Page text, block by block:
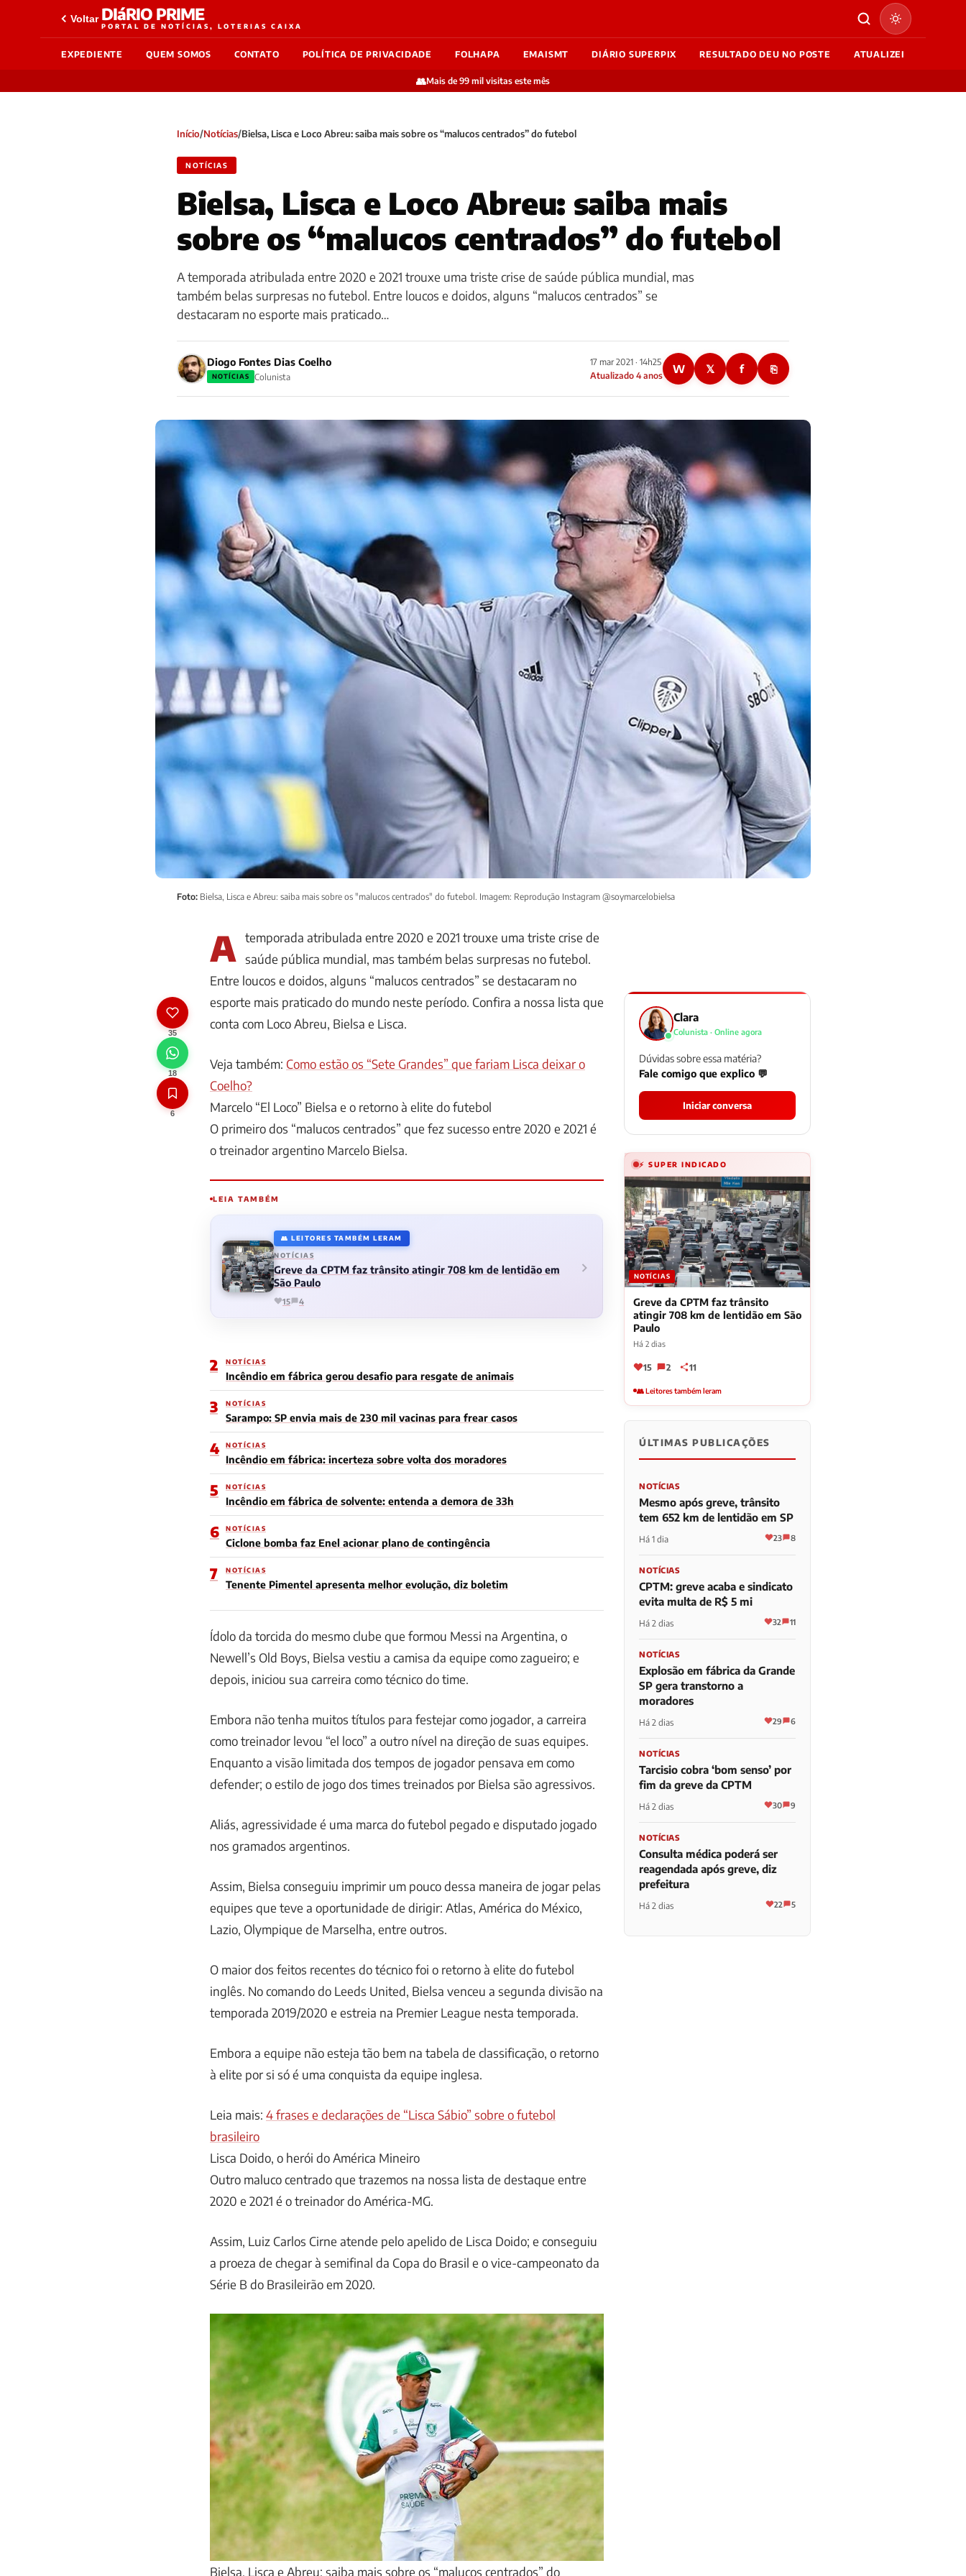
Voltar DIáRIO PRIME
PORTAL DE NOTÍCIAS, LOTERIAS CAIXA
EXPEDIENTE QUEM SOMOS CONTATO POLÍTICA DE PRIVACIDADE FOLHAPA EMAISMT DIÁRIO SUPERPIX RESULTADO DEU NO POSTE ATUALIZEI
👥Mais de 99 mil visitas este mês
Início/Notícias/Bielsa, Lisca e Loco Abreu: saiba mais sobre os “malucos centrados” do futebol
NOTÍCIAS
Bielsa, Lisca e Loco Abreu: saiba mais
sobre os “malucos centrados” do futebol
A temporada atribulada entre 2020 e 2021 trouxe uma triste crise de saúde pública mundial, mas
também belas surpresas no futebol. Entre loucos e doidos, alguns “malucos centrados” se
destacaram no esporte mais praticado…
Diogo Fontes Dias Coelho
NOTÍCIAS Colunista
17 mar 2021 · 14h25
Atualizado 4 anos
W 𝕏 f ⎘
Foto: Bielsa, Lisca e Abreu: saiba mais sobre os "malucos centrados" do futebol. Imagem: Reprodução Instagram @soymarcelobielsa
35
18
6
A temporada atribulada entre 2020 e 2021 trouxe uma triste crise de
saúde pública mundial, mas também belas surpresas no futebol.
Entre loucos e doidos, alguns “malucos centrados” se destacaram no
esporte mais praticado do mundo neste período. Confira a nossa lista que
conta com Loco Abreu, Bielsa e Lisca.
Veja também: Como estão os “Sete Grandes” que fariam Lisca deixar o
Coelho?
Marcelo “El Loco” Bielsa e o retorno à elite do futebol
O primeiro dos “malucos centrados” que fez sucesso entre 2020 e 2021 é
o treinador argentino Marcelo Bielsa.
LEIA TAMBÉM
👥 LEITORES TAMBÉM LERAM
NOTÍCIAS
Greve da CPTM faz trânsito atingir 708 km de lentidão em
São Paulo
15 4
2 NOTÍCIAS
Incêndio em fábrica gerou desafio para resgate de animais
3 NOTÍCIAS
Sarampo: SP envia mais de 230 mil vacinas para frear casos
4 NOTÍCIAS
Incêndio em fábrica: incerteza sobre volta dos moradores
5 NOTÍCIAS
Incêndio em fábrica de solvente: entenda a demora de 33h
6 NOTÍCIAS
Ciclone bomba faz Enel acionar plano de contingência
7 NOTÍCIAS
Tenente Pimentel apresenta melhor evolução, diz boletim
Ídolo da torcida do mesmo clube que formou Messi na Argentina, o
Newell’s Old Boys, Bielsa vestiu a camisa da equipe como zagueiro; e
depois, iniciou sua carreira como técnico do time.
Embora não tenha muitos títulos para festejar como jogador, a carreira
como treinador levou “el loco” a outro nível na direção de suas equipes.
Enquanto a visão limitada dos tempos de jogador pensava em como
defender; o estilo de jogo dos times treinados por Bielsa são agressivos.
Aliás, agressividade é uma marca do futebol pegado e disputado jogado
nos gramados argentinos.
Assim, Bielsa conseguiu imprimir um pouco dessa maneira de jogar pelas
equipes que teve a oportunidade de dirigir: Atlas, América do México,
Lazio, Olympique de Marselha, entre outros.
O maior dos feitos recentes do técnico foi o retorno à elite do futebol
inglês. No comando do Leeds United, Bielsa venceu a segunda divisão na
temporada 2019/2020 e estreia na Premier League nesta temporada.
Embora a equipe não esteja tão bem na tabela de classificação, o retorno
à elite por si só é uma conquista da equipe inglesa.
Leia mais: 4 frases e declarações de “Lisca Sábio” sobre o futebol
brasileiro
Lisca Doido, o herói do América Mineiro
Outro maluco centrado que trazemos na nossa lista de destaque entre
2020 e 2021 é o treinador do América-MG.
Assim, Luiz Carlos Cirne atende pelo apelido de Lisca Doido; e conseguiu
a proeza de chegar à semifinal da Copa do Brasil e o vice-campeonato da
Série B do Brasileirão em 2020.
Bielsa, Lisca e Abreu: saiba mais sobre os “malucos centrados” do
Clara
Colunista · Online agora
Dúvidas sobre essa matéria?
Fale comigo que explico 💬
Iniciar conversa
⚡ SUPER INDICADO
NOTÍCIAS
Greve da CPTM faz trânsito
atingir 708 km de lentidão em São
Paulo
Há 2 dias
15 2 11
👥 Leitores também leram
ÚLTIMAS PUBLICAÇÕES
NOTÍCIAS
Mesmo após greve, trânsito
tem 652 km de lentidão em SP
Há 1 dia 23 8
NOTÍCIAS
CPTM: greve acaba e sindicato
evita multa de R$ 5 mi
Há 2 dias 32 11
NOTÍCIAS
Explosão em fábrica da Grande
SP gera transtorno a
moradores
Há 2 dias 29 6
NOTÍCIAS
Tarcisio cobra ‘bom senso’ por
fim da greve da CPTM
Há 2 dias 30 9
NOTÍCIAS
Consulta médica poderá ser
reagendada após greve, diz
prefeitura
Há 2 dias 22 5